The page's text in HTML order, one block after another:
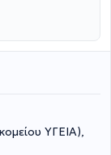
ΥΓΕΙΑ),